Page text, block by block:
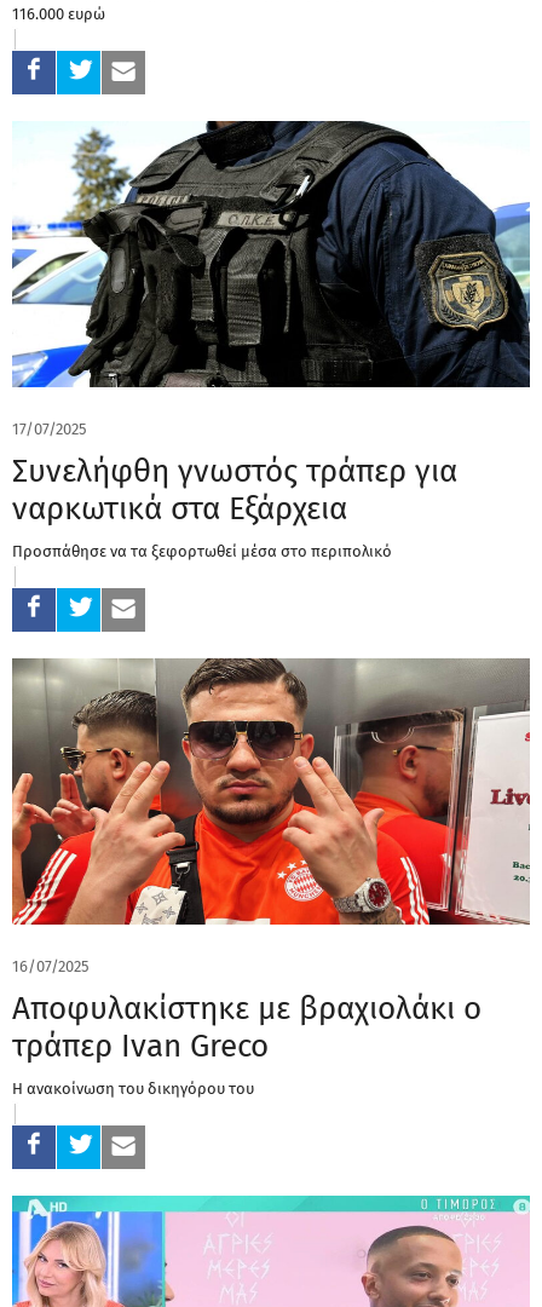
116.000 ευρώ
17/07/2025
Συνελήφθη γνωστός τράπερ για
ναρκωτικά στα Εξάρχεια
Προσπάθησε να τα ξεφορτωθεί μέσα στο περιπολικό
16/07/2025
Αποφυλακίστηκε με βραχιολάκι ο
τράπερ Ivan Greco
Η ανακοίνωση του δικηγόρου του